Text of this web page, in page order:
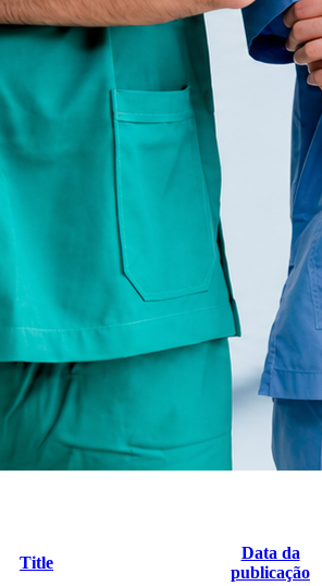
Title
Data da
publicação